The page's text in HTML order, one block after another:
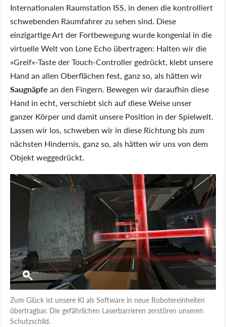
Internationalen Raumstation ISS, in denen die kontrolliert
schwebenden Raumfahrer zu sehen sind. Diese
einzigartige Art der Fortbewegung wurde kongenial in die
virtuelle Welt von Lone Echo übertragen: Halten wir die
»Greif«-Taste der Touch-Controller gedrückt, klebt unsere
Hand an allen Oberflächen fest, ganz so, als hätten wir
Saugnäpfe an den Fingern. Bewegen wir daraufhin diese
Hand in echt, verschiebt sich auf diese Weise unser
ganzer Körper und damit unsere Position in der Spielwelt.
Lassen wir los, schweben wir in diese Richtung bis zum
nächsten Hindernis, ganz so, als hätten wir uns von dem
Objekt weggedrückt.
Zum Glück ist unsere KI als Software in neue Robotereinheiten
übertragbar. Die gefährlichen Laserbarrieren zerstören unseren
Schutzschild.